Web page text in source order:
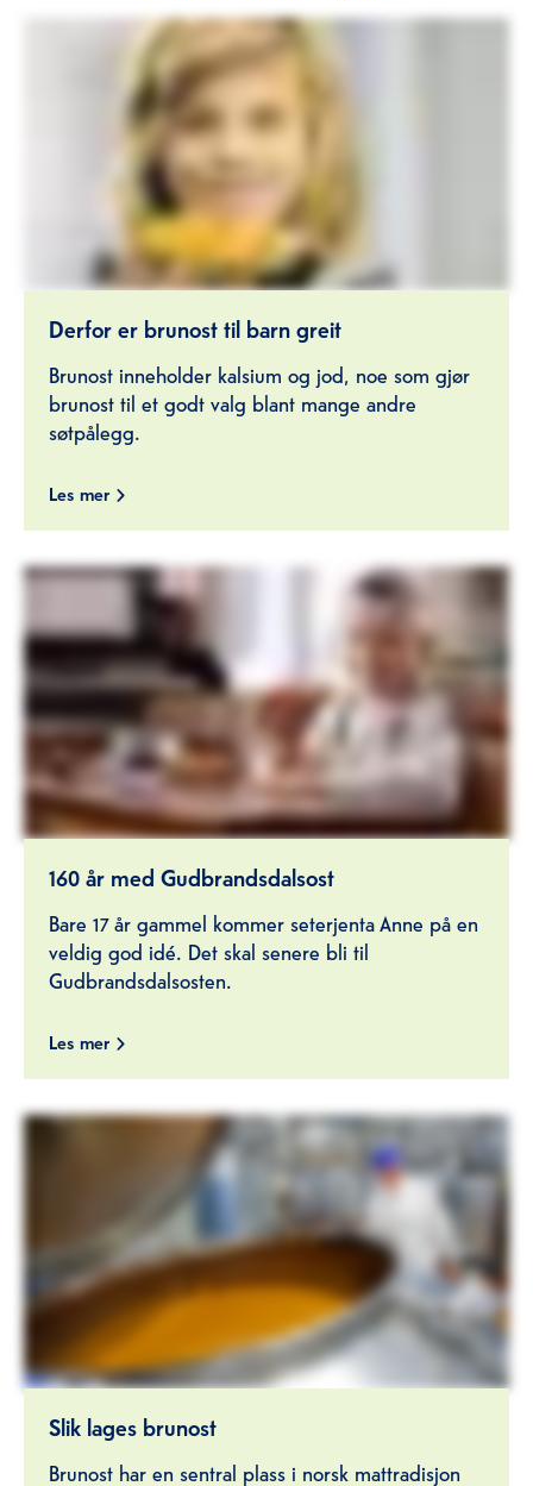
Derfor er brunost til barn greit
Brunost inneholder kalsium og jod, noe som gjør
brunost til et godt valg blant mange andre
søtpålegg.
Les mer
160 år med Gudbrandsdalsost
Bare 17 år gammel kommer seterjenta Anne på en
veldig god idé. Det skal senere bli til
Gudbrandsdalsosten.
Les mer
Slik lages brunost
Brunost har en sentral plass i norsk mattradisjon